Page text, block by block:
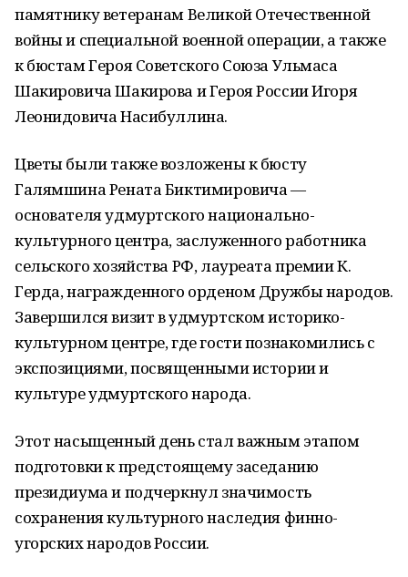
памятнику ветеранам Великой Отечественной
войны и специальной военной операции, а также
к бюстам Героя Советского Союза Ульмаса
Шакировича Шакирова и Героя России Игоря
Леонидовича Насибуллина.
Цветы были также возложены к бюсту
Галямшина Рената Биктимировича —
основателя удмуртского национально-
культурного центра, заслуженного работника
сельского хозяйства РФ, лауреата премии К.
Герда, награжденного орденом Дружбы народов.
Завершился визит в удмуртском историко-
культурном центре, где гости познакомились с
экспозициями, посвященными истории и
культуре удмуртского народа.
Этот насыщенный день стал важным этапом
подготовки к предстоящему заседанию
президиума и подчеркнул значимость
сохранения культурного наследия финно-
угорских народов России.